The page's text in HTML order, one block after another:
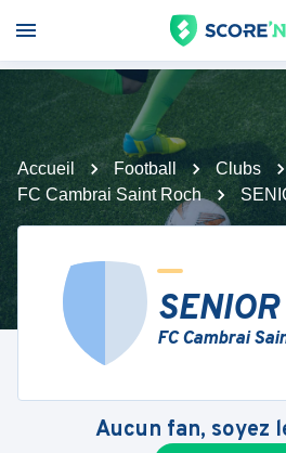
Accueil Football Clubs
FC Cambrai Saint Roch
SENIOR
FC Cambrai
Aucun fan, soyez